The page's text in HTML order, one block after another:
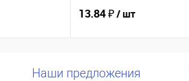
13.84 ₽/ шт
Наши предложения